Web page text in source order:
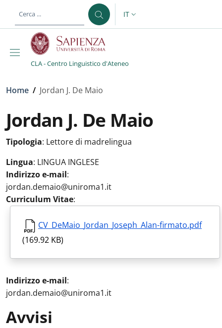
al contenuto principale
SELETTORE LINGUA:
IT
CLA - Centro Linguistico d'Ateneo
Briciole di pane
Home / Jordan J. De Maio
Jordan J. De Maio
Tipologia: Lettore di madrelingua
Lingua: LINGUA INGLESE
Indirizzo e-mail:
jordan.demaio@uniroma1.it
Curriculum Vitae:
CV_DeMaio_Jordan_Joseph_Alan-firmato.pdf
(169.92 KB)
Indirizzo e-mail:
jordan.demaio@uniroma1.it
Avvisi